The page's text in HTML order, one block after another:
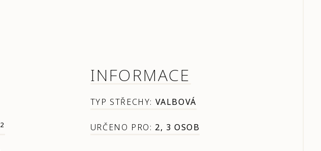
2
INFORMACE
TYP STŘECHY: VALBOVÁ
URČENO PRO: 2, 3 OSOB